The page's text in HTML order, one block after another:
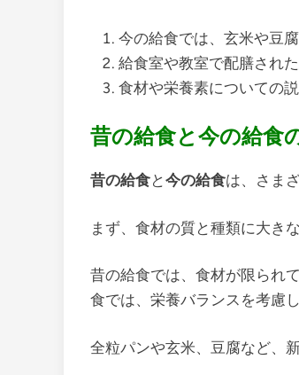
今の給食では、玄米や豆
給食室や教室で配膳され
食材や栄養素についての
昔の給食と今の給食
昔の給食と今の給食は、さま
まず、食材の質と種類に大き
昔の給食では、食材が限られ
食では、栄養バランスを考慮
全粒パンや玄米、豆腐など、